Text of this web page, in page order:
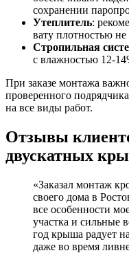
сохранении
Утеплитель:
вату плотностью не
Стропильная
с влажностью 12-
При заказе монтажа
проверенного
на все виды работ.
Отзывы
двускатных
«Заказал монтаж
своего дома в
все особенности
участка и сильные
год крыша радует
даже во время